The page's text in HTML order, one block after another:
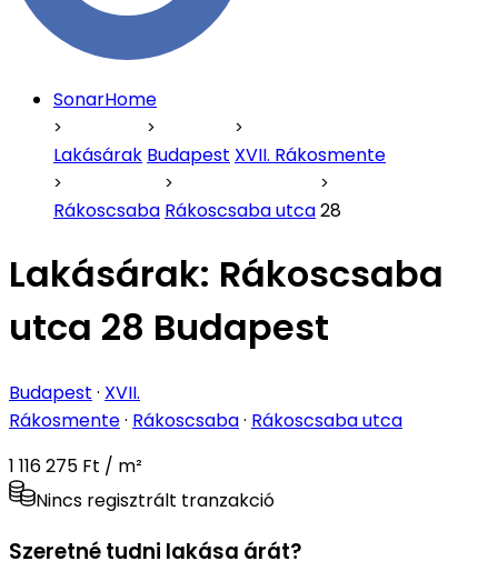
SonarHome
Lakásárak Budapest XVII. Rákosmente
Rákoscsaba Rákoscsaba utca28
Lakásárak: Rákoscsaba
utca 28 Budapest
Budapest · XVII.
Rákosmente· Rákoscsaba· Rákoscsaba utca
1 116 275 Ft / m²
Nincs regisztrált tranzakció
Szeretné tudni lakása árát?